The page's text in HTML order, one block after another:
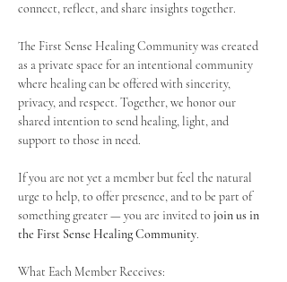
connect, reflect, and share insights together.
The First Sense Healing Community was created
as a private space for an intentional community
where healing can be offered with sincerity,
privacy, and respect. Together, we honor our
shared intention to send healing, light, and
support to those in need.
If you are not yet a member but feel the natural
urge to help, to offer presence, and to be part of
something greater — you are invited to join us in
the First Sense Healing Community.
What Each Member Receives: